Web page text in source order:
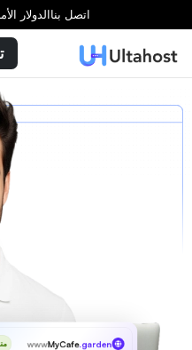
اتصل بناالدولار
wwwMyCafe.garden